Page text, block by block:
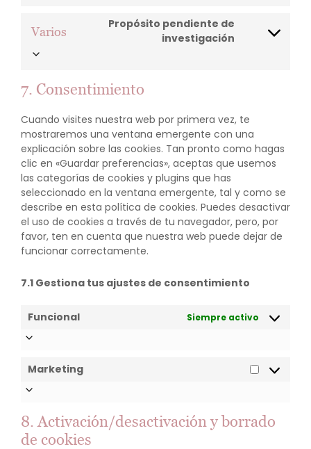
Varios
Propósito pendiente de
investigación
Consent
7. Consentimiento
Cuando visites nuestra web por primera vez, te
mostraremos una ventana emergente con una
explicación sobre las cookies. Tan pronto como hagas
clic en «Guardar preferencias», aceptas que usemos
las categorías de cookies y plugins que has
seleccionado en la ventana emergente, tal y como se
describe en esta política de cookies. Puedes desactivar
el uso de cookies a través de tu navegador, pero, por
favor, ten en cuenta que nuestra web puede dejar de
funcionar correctamente.
7.1 Gestiona tus ajustes de consentimiento
Funcional Siempre activo
Marketing
8. Activación/desactivación y borrado
de cookies